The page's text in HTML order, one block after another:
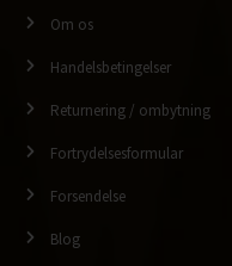
Om os
Handelsbetingelser
Returnering / ombytning
Fortrydelsesformular
Forsendelse
Blog